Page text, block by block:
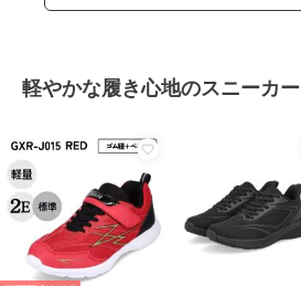
軽やかな履き心地のスニーカー